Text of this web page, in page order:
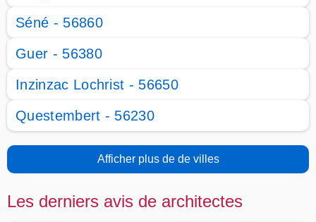
Séné - 56860
Guer - 56380
Inzinzac Lochrist - 56650
Questembert - 56230
Afficher plus de de villes
Les derniers avis de architectes